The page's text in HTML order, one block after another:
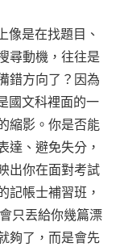
像是在找題目、
尋動機，往往是
錯方向了？因為
國文科裡面的一
縮影。你是否能
達、避免失分，
出你在面對考試
記帳士補習班，
只丟給你幾篇漂
夠了，而是會先